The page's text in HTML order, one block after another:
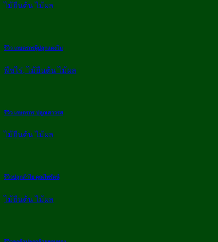
ไม้ยืนต้น ไม้ผล
รีวิว เกษตรกรผู้ปลูกแตงโม
พืชไร่, ไม้ยืนต้น ไม้ผล
รีวิว เกษตรกร ปลูกเสาวรส
ไม้ยืนต้น ไม้ผล
รีวิวปลูกลำไย คุณไพรัตน์
ไม้ยืนต้น ไม้ผล